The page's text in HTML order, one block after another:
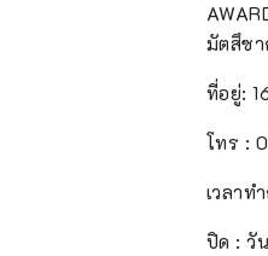
มัตสึซา
ที่อยู่:
โทร :
เวลาท
ปิด : วั